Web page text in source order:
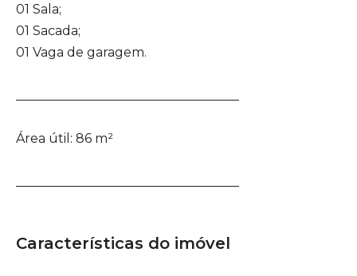
01 Sala;
01 Sacada;
01 Vaga de garagem.
Área útil: 86 m²
Características do imóvel